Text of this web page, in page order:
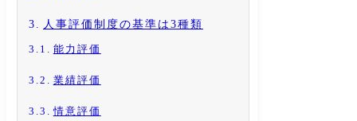
人事評価制度の基準は3種類
能力評価
業績評価
情意評価